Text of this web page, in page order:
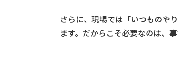
さらに、現場では「いつものや
ます。だからこそ必要なのは、